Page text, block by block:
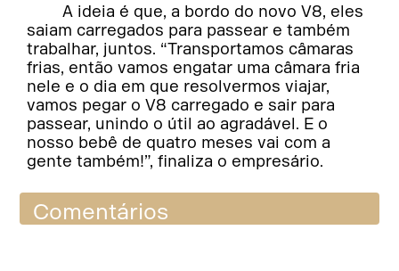
A ideia é que, a bordo do novo V8, eles
saiam carregados para passear e também
trabalhar, juntos. “Transportamos câmaras
frias, então vamos engatar uma câmara fria
nele e o dia em que resolvermos viajar,
vamos pegar o V8 carregado e sair para
passear, unindo o útil ao agradável. E o
nosso bebê de quatro meses vai com a
gente também!”, finaliza o empresário.
Comentários